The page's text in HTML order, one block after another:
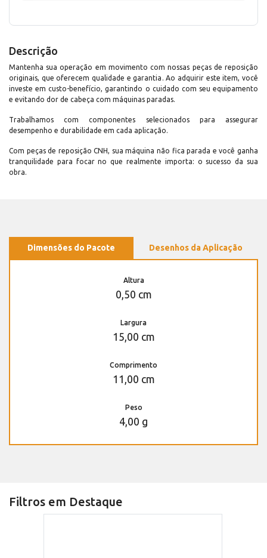
Descrição
Mantenha sua operação em movimento com nossas peças de reposição
originais, que oferecem qualidade e garantia. Ao adquirir este item, você
investe em custo-benefício, garantindo o cuidado com seu equipamento
e evitando dor de cabeça com máquinas paradas.
Trabalhamos com componentes selecionados para assegurar
desempenho e durabilidade em cada aplicação.
Com peças de reposição CNH, sua máquina não fica parada e você ganha
tranquilidade para focar no que realmente importa: o sucesso da sua
obra.
Dimensões do Pacote Desenhos da Aplicação
Altura
0,50 cm
Largura
15,00 cm
Comprimento
11,00 cm
Peso
4,00 g
Filtros em Destaque